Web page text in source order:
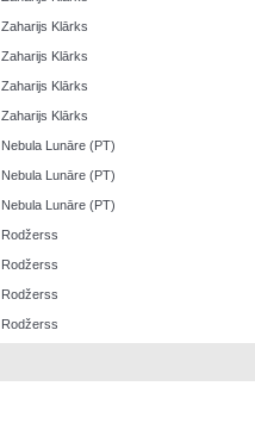
Zaharijs Klārks
Zaharijs Klārks
Zaharijs Klārks
Zaharijs Klārks
Nebula Lunāre (PT)
Nebula Lunāre (PT)
Nebula Lunāre (PT)
Rodžerss
Rodžerss
Rodžerss
Rodžerss